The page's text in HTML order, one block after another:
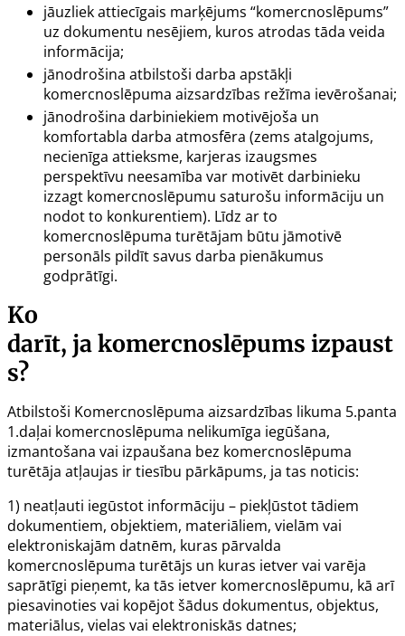
jāuzliek attiecīgais marķējums “komercnoslēpums”
uz dokumentu nesējiem, kuros atrodas tāda veida
informācija;
jānodrošina atbilstoši darba apstākļi
komercnoslēpuma aizsardzības režīma ievērošanai;
jānodrošina darbiniekiem motivējoša un
komfortabla darba atmosfēra (zems atalgojums,
necienīga attieksme, karjeras izaugsmes
perspektīvu neesamība var motivēt darbinieku
izzagt komercnoslēpumu saturošu informāciju un
nodot to konkurentiem). Līdz ar to
komercnoslēpuma turētājam būtu jāmotivē
personāls pildīt savus darba pienākumus
godprātīgi.
Ko
darīt, ja komercnoslēpums izpaust
s?
Atbilstoši Komercnoslēpuma aizsardzības likuma 5.panta
1.daļai komercnoslēpuma nelikumīga iegūšana,
izmantošana vai izpaušana bez komercnoslēpuma
turētāja atļaujas ir tiesību pārkāpums, ja tas noticis:
1) neatļauti iegūstot informāciju – piekļūstot tādiem
dokumentiem, objektiem, materiāliem, vielām vai
elektroniskajām datnēm, kuras pārvalda
komercnoslēpuma turētājs un kuras ietver vai varēja
saprātīgi pieņemt, ka tās ietver komercnoslēpumu, kā arī
piesavinoties vai kopējot šādus dokumentus, objektus,
materiālus, vielas vai elektroniskās datnes;